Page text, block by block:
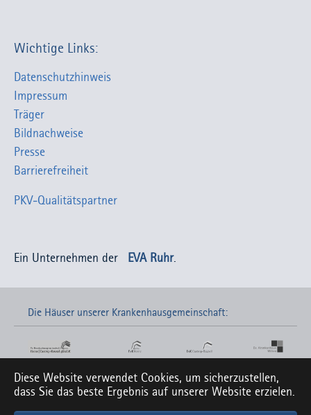
Diese Website verwendet Cookies, um sicherzustellen,
dass Sie das beste Ergebnis auf unserer Website erzielen.
Wichtige Links:
Datenschutzhinweis
Impressum
Träger
Bildnachweise
Presse
Barrierefreiheit
PKV-Qualitätspartner
Ein Unternehmen der EVA Ruhr.
Die Häuser unserer Krankenhausgemeinschaft:
Links zu unseren Social-Media-Seiten: